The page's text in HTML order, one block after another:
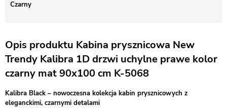
Czarny
Opis produktu Kabina prysznicowa New
Trendy Kalibra 1D drzwi uchylne prawe kolor
czarny mat 90x100 cm K-5068
Kalibra Black – nowoczesna kolekcja kabin prysznicowych z
eleganckimi, czarnymi detalami